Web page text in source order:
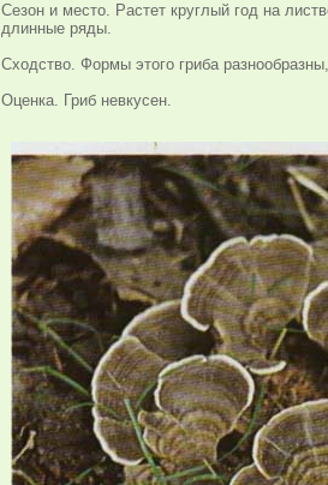
Сезон и место. Растет круглый год на
длинные ряды.
Сходство. Формы этого гриба
Оценка. Гриб невкусен.